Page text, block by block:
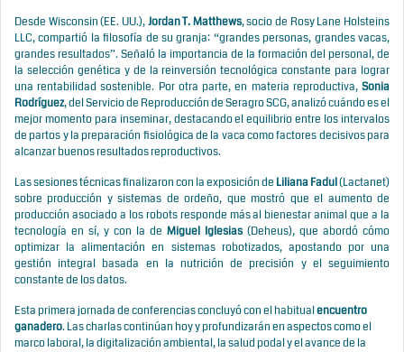
Desde Wisconsin (EE. UU.),Jordan T. Matthews, socio de Rosy Lane Holsteins
LLC, compartió la filosofía de su granja: “grandes personas, grandes vacas,
grandes resultados”. Señaló la importancia de la formación del personal, de
la selección genética y de la reinversión tecnológica constante para lograr
una rentabilidad sostenible. Por otra parte, en materia reproductiva, Sonia
Rodríguez, del Servicio de Reproducción de Seragro SCG, analizó cuándo es el
mejor momento para inseminar, destacando el equilibrio entre los intervalos
de partos y la preparación fisiológica de la vaca como factores decisivos para
alcanzar buenos resultados reproductivos.
Las sesiones técnicas finalizaron con la exposición de Liliana Fadul(Lactanet)
sobre producción y sistemas de ordeño, que mostró que el aumento de
producción asociado a los robots responde más al bienestar animal que a la
tecnología en sí, y con la de Miguel Iglesias (Deheus), que abordó cómo
optimizar la alimentación en sistemas robotizados, apostando por una
gestión integral basada en la nutrición de precisión y el seguimiento
constante de los datos.
Esta primera jornada de conferencias concluyó con el habitualencuentro
ganadero. Las charlas continúan hoy y profundizarán en aspectos como el
marco laboral, la digitalización ambiental, la salud podal y el avance de la